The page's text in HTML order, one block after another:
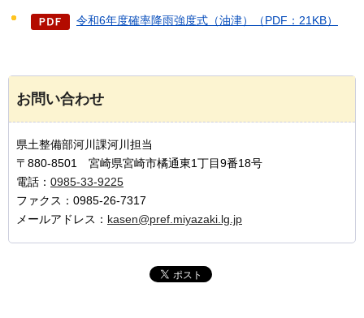
令和6年度確率降雨強度式（油津）（PDF：21KB）
お問い合わせ
県土整備部河川課河川担当
〒880-8501 宮崎県宮崎市橘通東1丁目9番18号
電話： 0985-33-9225
ファクス：0985-26-7317
メールアドレス： kasen@pref.miyazaki.lg.jp